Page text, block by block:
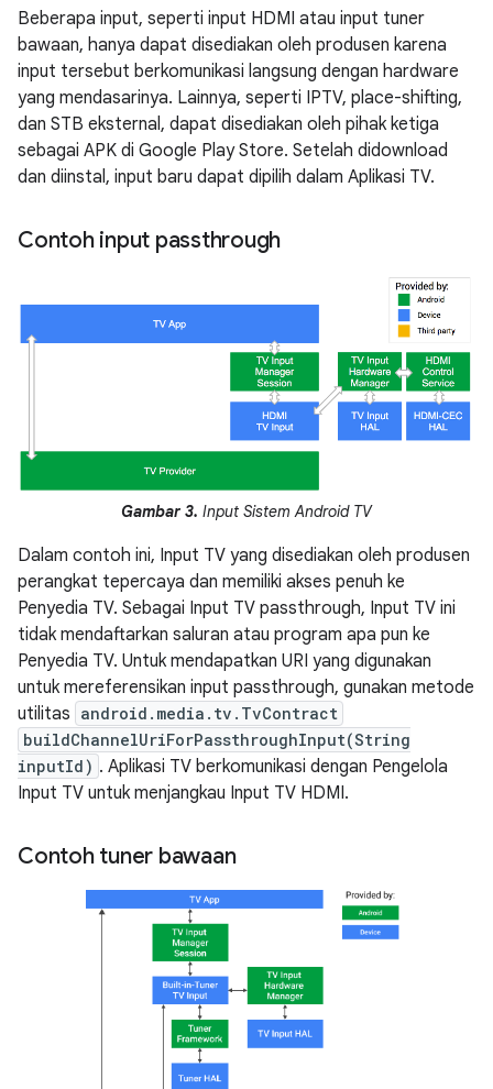
Beberapa input, seperti input HDMI atau input tuner
bawaan, hanya dapat disediakan oleh produsen karena
input tersebut berkomunikasi langsung dengan hardware
yang mendasarinya. Lainnya, seperti IPTV, place-shifting,
dan STB eksternal, dapat disediakan oleh pihak ketiga
sebagai APK di Google Play Store. Setelah didownload
dan diinstal, input baru dapat dipilih dalam Aplikasi TV.
Contoh input passthrough
Gambar 3. Input Sistem Android TV
Dalam contoh ini, Input TV yang disediakan oleh produsen
perangkat tepercaya dan memiliki akses penuh ke
Penyedia TV. Sebagai Input TV passthrough, Input TV ini
tidak mendaftarkan saluran atau program apa pun ke
Penyedia TV. Untuk mendapatkan URI yang digunakan
untuk mereferensikan input passthrough, gunakan metode
utilitas android.media.tv.TvContract
buildChannelUriForPassthroughInput(String
inputId) . Aplikasi TV berkomunikasi dengan Pengelola
Input TV untuk menjangkau Input TV HDMI.
Contoh tuner bawaan